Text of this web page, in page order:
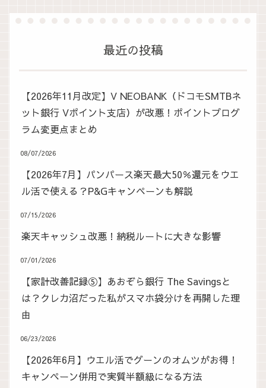
最近の投稿
【2026年11月改定】V NEOBANK（ドコモSMTBネ
ット銀行 Vポイント支店）が改悪！ポイントプログ
ラム変更点まとめ
08/07/2026
【2026年7月】パンパース楽天最大50％還元をウエ
ル活で使える？P&Gキャンペーンも解説
07/15/2026
楽天キャッシュ改悪！納税ルートに大きな影響
07/01/2026
【家計改善記録⑤】あおぞら銀行 The Savingsと
は？クレカ沼だった私がスマホ袋分けを再開した理
由
06/23/2026
【2026年6月】ウエル活でグーンのオムツがお得！
キャンペーン併用で実質半額級になる方法